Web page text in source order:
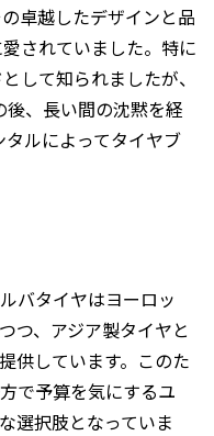
卓越したデザインと品
されていました。特に
して知られましたが、
、長い間の沈黙を経
ルによってタイヤブ
バタイヤはヨーロッ
つ、アジア製タイヤと
供しています。このた
で予算を気にするユ
選択肢となっていま